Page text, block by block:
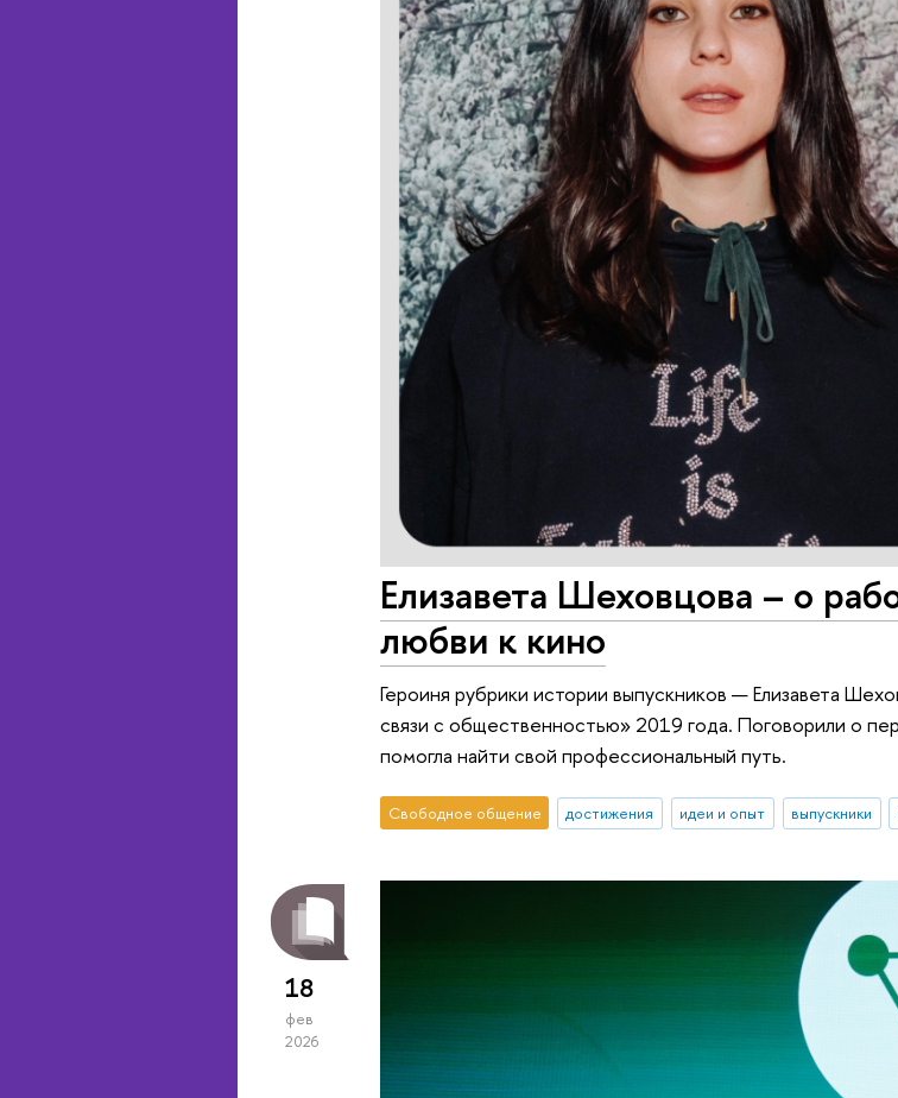
Елизавета Шеховцова – о
любви к кино
Героиня рубрики истории выпускников — Елизавета
связи с общественностью» 2019 года. Поговорили о
помогла найти свой профессиональный путь.
Свободное общение достижения идеи и опыт выпускники
18
фев
2026